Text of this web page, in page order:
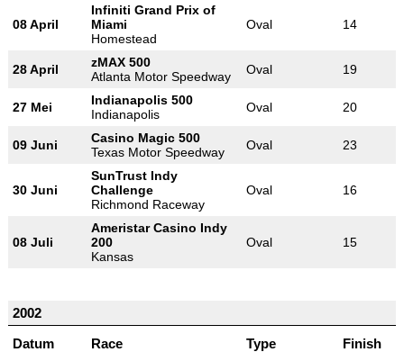
08 April
Infiniti Grand Prix of
Miami
Homestead
Oval 14
28 April
zMAX 500
Atlanta Motor Speedway
Oval 19
27 Mei
Indianapolis 500
Indianapolis
Oval 20
09 Juni
Casino Magic 500
Texas Motor Speedway
Oval 23
30 Juni
SunTrust Indy
Challenge
Richmond Raceway
Oval 16
08 Juli
Ameristar Casino Indy
200
Kansas
Oval 15
2002
Datum
Race Type Finish